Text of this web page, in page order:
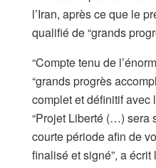
l’Iran, après ce que le
qualifié de “grands
“Compte tenu de
“grands progrès
complet et définitif avec
“Projet Liberté (…) sera
courte période afin de
finalisé et signé”, a